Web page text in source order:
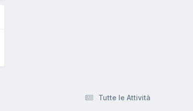
Tutte le Attività